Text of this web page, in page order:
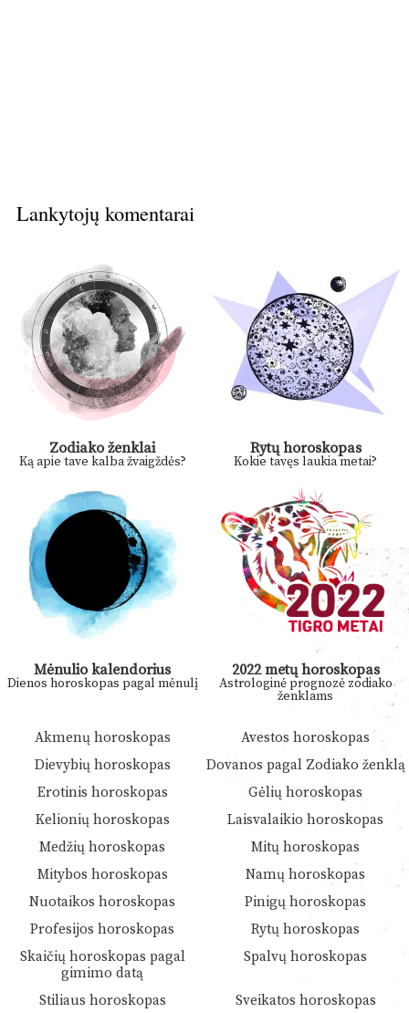
Lankytojų komentarai
Zodiako ženklai
Ką apie tave kalba žvaigždės?
Rytų horoskopas
Kokie tavęs laukia metai?
Mėnulio kalendorius
Dienos horoskopas pagal mėnulį
2022 metų horoskopas
Astrologinė prognozė zodiako
ženklams
Akmenų horoskopas
Avestos horoskopas
Dievybių horoskopas
Dovanos pagal Zodiako ženklą
Erotinis horoskopas
Gėlių horoskopas
Kelionių horoskopas
Laisvalaikio horoskopas
Medžių horoskopas
Mitų horoskopas
Mitybos horoskopas
Namų horoskopas
Nuotaikos horoskopas
Pinigų horoskopas
Profesijos horoskopas
Rytų horoskopas
Skaičių horoskopas pagal
gimimo datą
Spalvų horoskopas
Stiliaus horoskopas
Sveikatos horoskopas